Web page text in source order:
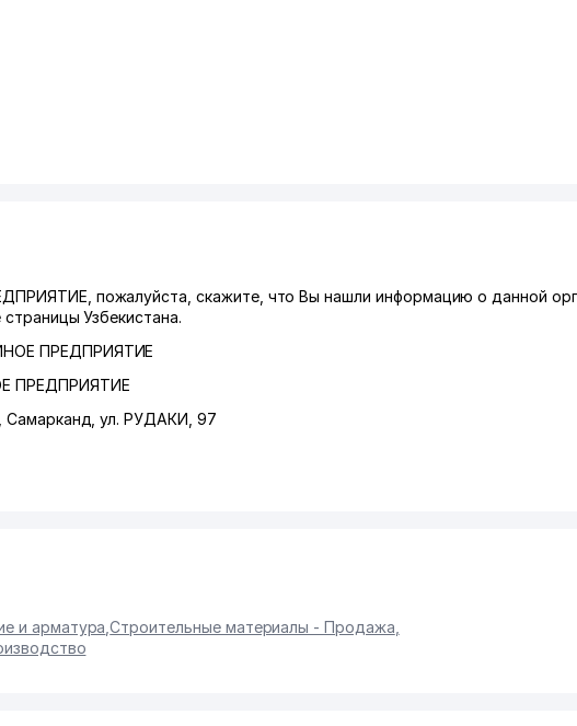
пожалуйста, скажите, что Вы нашли информацию о данной
Узбекистана.
ПРЕДПРИЯТИЕ
ПРЕДПРИЯТИЕ
Самарканд ,ул. РУДАКИ , 97
и арматура ,Строительные материалы - Продажа